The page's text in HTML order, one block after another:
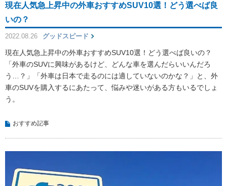
現在人気急上昇中の外車おすすめSUV10選！どう選べば良
いの？
2022.08.26 グッドスピード
現在人気急上昇中の外車おすすめSUV10選！どう選べば良いの？
「外車のSUVに興味があるけど、どんな車を選んだらいいんだろ
う…？」「外車は日本で走るのには適していないのかな？」と、外
車のSUVを購入するにあたって、悩みや迷いがある方もいるでしょ
う。
おすすめ記事